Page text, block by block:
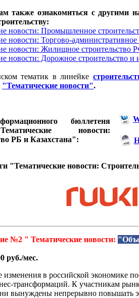
также ознакомиться с другими
новости: Промышленное
новости: Торгово-
новости: Жилищное строительство
новости: Дорожное строительство
тематик в линейке
"Тематические новости".
бюллетеня
новости:
РБ и Казахстана":
"Тематические новости:
№2 " Тематические новости:
руб./мес.
в российской экономике
трансформаций. К участникам
вынуждены непрерывно повышать